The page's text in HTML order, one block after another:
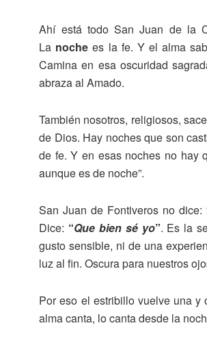
Ahí está todo San Juan de la
La noche es la fe. Y el alma
Camina en esa oscuridad
abraza al Amado.
También nosotros, religiosos,
de Dios. Hay noches que son
de fe. Y en esas noches no hay
aunque es de noche”.
San Juan de Fontiveros no dice:
Dice: “Que bien sé yo”. Es la
gusto sensible, ni de una
luz al fin. Oscura para nuestros
Por eso el estribillo vuelve una y
alma canta, lo canta desde la